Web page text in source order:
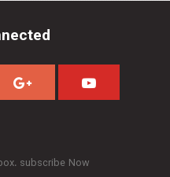
subscribe Now